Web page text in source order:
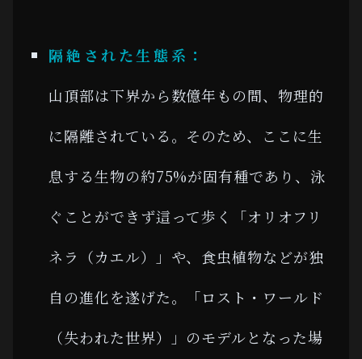
隔絶された生態系：
山頂部は下界から数億年もの間、物理的
に隔離されている。そのため、ここに生
息する生物の約75%が固有種であり、泳
ぐことができず這って歩く「オリオフリ
ネラ（カエル）」や、食虫植物などが独
自の進化を遂げた。「ロスト・ワールド
（失われた世界）」のモデルとなった場